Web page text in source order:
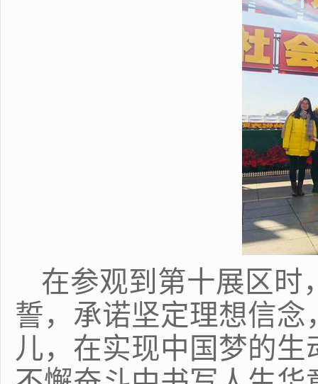
在参观到第十展区时
誓，承诺坚定理想信
儿，在实现中国梦的